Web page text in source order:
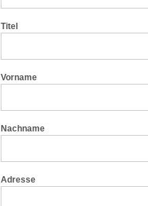
Titel
Vorname
Nachname
Adresse